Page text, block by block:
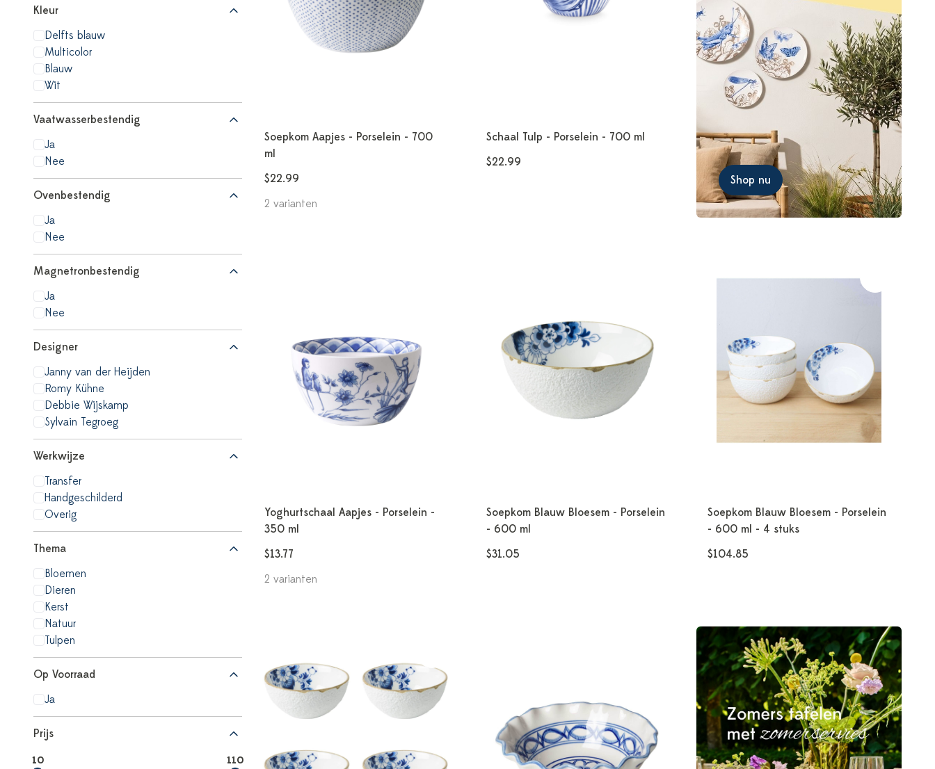
Prijs
10 110
Kleur
Delfts blauw
Multicolor
Blauw
Wit
Vaatwasserbestendig
Ja
Nee
Ovenbestendig
Ja
Nee
Magnetronbestendig
Ja
Nee
Designer
Janny van der Heijden
Romy Kühne
Debbie Wijskamp
Sylvain Tegroeg
Werkwijze
Transfer
Handgeschilderd
Overig
Thema
Bloemen
Dieren
Kerst
Natuur
Tulpen
Op Voorraad
Ja
Soepkom Aapjes - Porselein - 700
ml
$22.99
2 varianten
Schaal Tulp - Porselein - 700 ml
$22.99
Shop nu
Yoghurtschaal Aapjes - Porselein -
350 ml
$13.77
2 varianten
Soepkom Blauw Bloesem - Porselein
- 600 ml
$31.05
Soepkom Blauw Bloesem - Porselein
- 600 ml - 4 stuks
$104.85